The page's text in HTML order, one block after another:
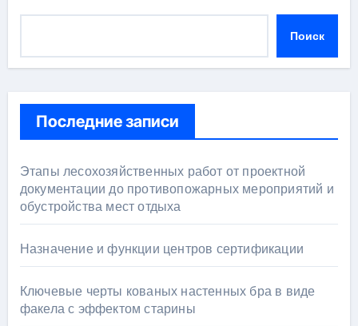
Поиск
Последние записи
Этапы лесохозяйственных работ от проектной
документации до противопожарных мероприятий и
обустройства мест отдыха
Назначение и функции центров сертификации
Ключевые черты кованых настенных бра в виде
факела с эффектом старины